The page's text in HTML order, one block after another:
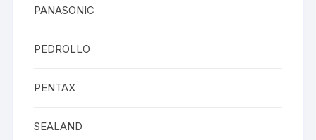
PANASONIC
PEDROLLO
PENTAX
SEALAND